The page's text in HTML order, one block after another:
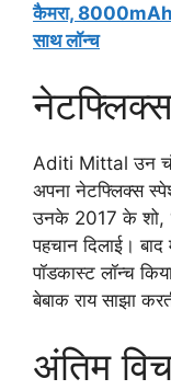
कैमरा, 8000mAh
साथ लॉन्च
Aditi Mittal उन चंद
अपना नेटफ्लिक्स
उनके 2017 के शो,
पहचान दिलाई।
पॉडकास्ट लॉन्च
बेबाक राय साझा
अंतिम